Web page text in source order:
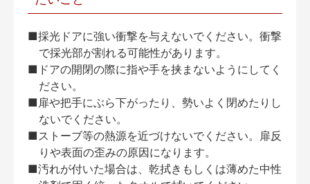
■採光ドアに強い衝撃を与えないでください。衝撃
で採光部が割れる可能性があります。
■ドアの開閉の際に指や手を挟まないようにしてく
ださい。
■扉や把手にぶら下がったり、勢いよく閉めたりし
ないでください。
■ストーブ等の熱源を近づけないでください。扉反
りや表面の歪みの原因になります。
■汚れが付いた場合は、乾拭きもしくは薄めた中性